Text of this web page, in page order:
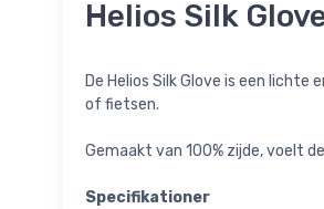
Helios Silk
De Helios Silk Glove is een
of fietsen.
Gemaakt van 100% zijde, voelt
Specifikationer